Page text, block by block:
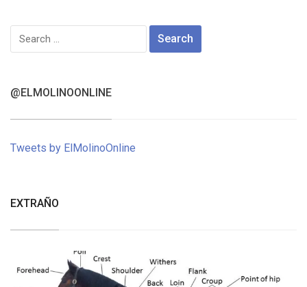
Search
for:
@ELMOLINOONLINE
Tweets by ElMolinoOnline
EXTRAÑO